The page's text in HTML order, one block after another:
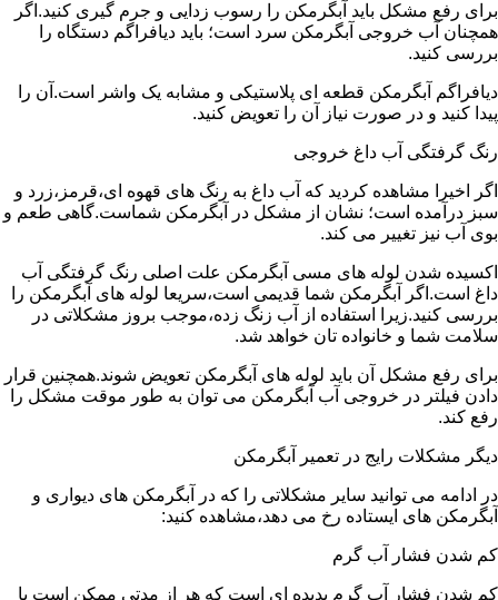
برای رفع مشکل باید آبگرمکن را رسوب زدایی و جرم گیری کنید.اگر
همچنان آب خروجی آبگرمکن سرد است؛ باید دیافراگم دستگاه را
بررسی کنید.
دیافراگم آبگرمکن قطعه ای پلاستیکی و مشابه یک واشر است.آن را
پیدا کنید و در صورت نیاز آن را تعویض کنید.
رنگ گرفتگی آب داغ خروجی
اگر اخیرا مشاهده کردید که آب داغ به رنگ های قهوه ای،قرمز،زرد و
سبز درآمده است؛ نشان از مشکل در آبگرمکن شماست.گاهی طعم و
بوی آب نیز تغییر می کند.
اکسیده شدن لوله های مسی آبگرمکن علت اصلی رنگ گرفتگی آب
داغ است.اگر آبگرمکن شما قدیمی است،سریعا لوله های آبگرمکن را
بررسی کنید.زیرا استفاده از آب زنگ زده،موجب بروز مشکلاتی در
سلامت شما و خانواده تان خواهد شد.
برای رفع مشکل آن باید لوله های آبگرمکن تعویض شوند.همچنین قرار
دادن فیلتر در خروجی آب آبگرمکن می توان به طور موقت مشکل را
رفع کند.
دیگر مشکلات رایج در تعمیر آبگرمکن
در ادامه می توانید سایر مشکلاتی را که در آبگرمکن های دیواری و
آبگرمکن های ایستاده رخ می دهد،مشاهده کنید:
کم شدن فشار آب گرم
کم شدن فشار آب گرم پدیده ای است که هر از مدتی ممکن است با